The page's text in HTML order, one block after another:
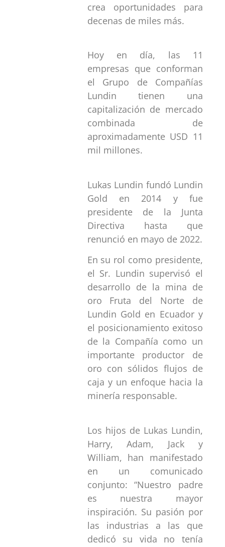
crea oportunidades para
decenas de miles más.
Hoy en día, las 11
empresas que conforman
el Grupo de Compañías
Lundin tienen una
capitalización de mercado
combinada de
aproximadamente USD 11
mil millones.
Lukas Lundin fundó Lundin
Gold en 2014 y fue
presidente de la Junta
Directiva hasta que
renunció en mayo de 2022.
En su rol como presidente,
el Sr. Lundin supervisó el
desarrollo de la mina de
oro Fruta del Norte de
Lundin Gold en Ecuador y
el posicionamiento exitoso
de la Compañía como un
importante productor de
oro con sólidos flujos de
caja y un enfoque hacia la
minería responsable.
Los hijos de Lukas Lundin,
Harry, Adam, Jack y
William, han manifestado
en un comunicado
conjunto: “Nuestro padre
es nuestra mayor
inspiración. Su pasión por
las industrias a las que
dedicó su vida no tenía